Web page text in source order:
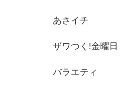
あさイチ
ザワつく!金曜日
バラエティ